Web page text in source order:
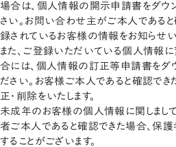
場合は、個人情報の開示申請書をダウ
さい。お問い合わせ主がご本人である
録されているお客様の情報をお知らせい
また、ご登録いただいている個人情報
合には、個人情報の訂正等申請書をダウ
ださい。お客様ご本人であると確認で
正・削除をいたします。
未成年のお客様の個人情報に関しまし
者ご本人であると確認できた場合、保
することがございます。